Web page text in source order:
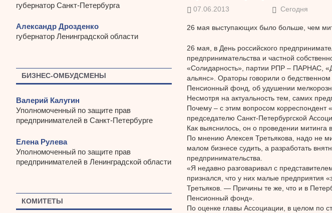
07.06.2013 Сегодня
26 мая выступающих было больше, чем
26 мая, в День российского
предпринимательства и частной
«Солидарность», партии РПР – ПАРНАС,
альянс». Ораторы говорили о
Пенсионный фонд, об удушении
Несмотря на актуальность тем, самих
Почему – с этим вопросом корреспондент
председателю Санкт-Петербургской
Как выяснилось, он о проведении
По мнению Алексея Третьякова, надо не
малом бизнесе судить, а разработать
предпринимательства.
«Я недавно разговаривал с
признался, что у них малые предприятия
Третьяков. — Причины те же, что и в
Пенсионный фонд».
По оценке главы Ассоциации, в целом по
губернатор Санкт-Петербурга
Александр Дрозденко
губернатор Ленинградской области
БИЗНЕС-ОМБУДСМЕНЫ
Валерий Калугин
Уполномоченный по защите прав
предпринимателей в Санкт-Петербурге
Елена Рулева
Уполномоченный по защите прав
предпринимателей в Ленинградской области
КОМИТЕТЫ